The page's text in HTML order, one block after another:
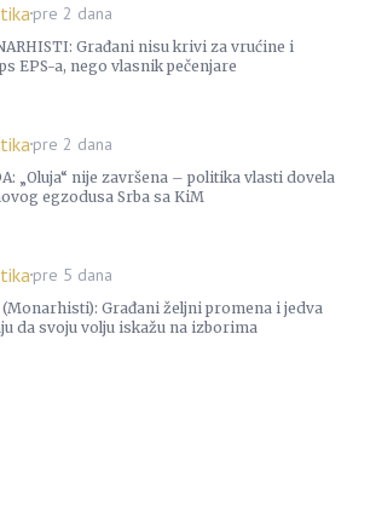
pre 2 dana
Građani nisu krivi za vrućine i
EPS-a, nego vlasnik pečenjare
pre 2 dana
„Oluja“ nije završena – politika vlasti dovela
egzodusa Srba sa KiM
pre 5 dana
(Monarhisti): Građani željni promena i jedva
da svoju volju iskažu na izborima